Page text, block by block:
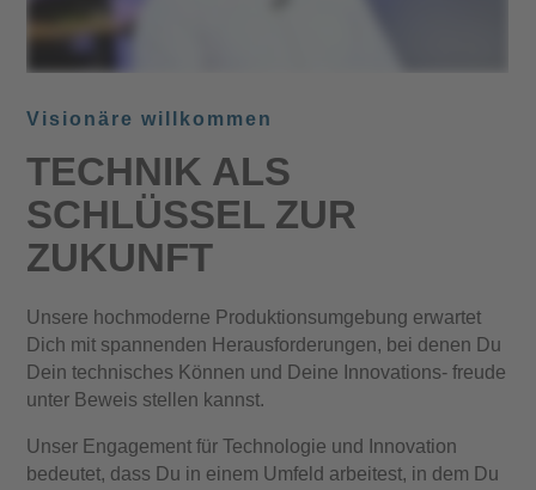
Visionäre willkommen
TECHNIK ALS
SCHLÜSSEL ZUR
ZUKUNFT
Unsere hochmoderne Produktionsumgebung erwartet
Dich mit spannenden Herausforderungen, bei denen Du
Dein technisches Können und Deine Innovations- freude
unter Beweis stellen kannst.
Unser Engagement für Technologie und Innovation
bedeutet, dass Du in einem Umfeld arbeitest, in dem Du